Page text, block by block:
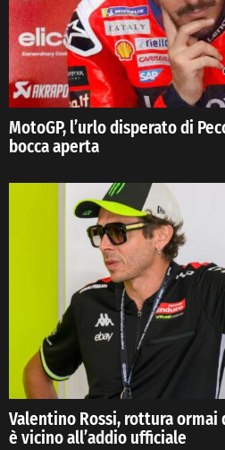
MotoGP, l’urlo disperato di
bocca aperta
Valentino Rossi, rottura ormai
è vicino all’addio ufficiale